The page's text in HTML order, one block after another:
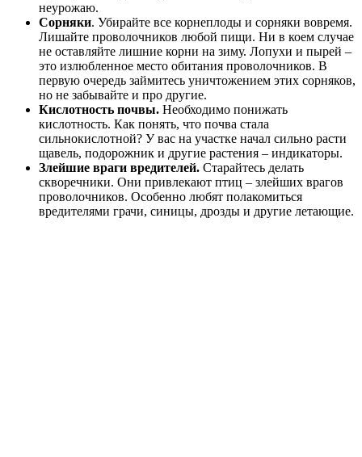
неурожаю.
Сорняки. Убирайте все корнеплоды и сорняки вовремя.
Лишайте проволочников любой пищи. Ни в коем случае
не оставляйте лишние корни на зиму. Лопухи и пырей –
это излюбленное место обитания проволочников. В
первую очередь займитесь уничтожением этих сорняков,
но не забывайте и про другие.
Кислотность почвы. Необходимо понижать
кислотность. Как понять, что почва стала
сильнокислотной? У вас на участке начал сильно расти
щавель, подорожник и другие растения – индикаторы.
Злейшие враги вредителей. Старайтесь делать
скворечники. Они привлекают птиц – злейших врагов
проволочников. Особенно любят полакомиться
вредителями грачи, синицы, дрозды и другие летающие.